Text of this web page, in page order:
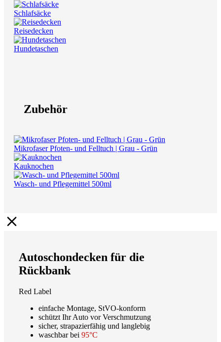
Schlafsäcke
Reisedecken
Hundetaschen
Zubehör
Mikrofaser Pfoten- und Felltuch | Grau - Grün
Kauknochen
Wasch- und Pflegemittel 500ml
Autoschondecken für die
Rückbank
Red Label
einfache Montage, StVO-konform
schützt Ihr Auto vor Verschmutzung
sicher, strapazierfähig und langlebig
waschbar bei 95°C